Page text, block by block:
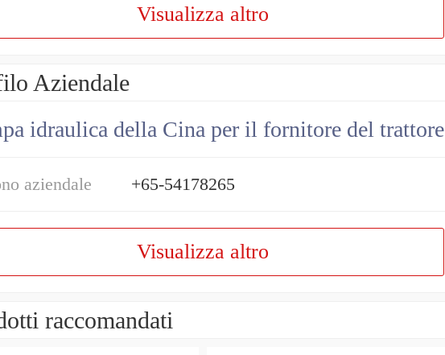
Visualizza altro
Aziendale
idraulica della Cina per il fornitore del trattore
aziendale +65-54178265
Visualizza altro
raccomandati